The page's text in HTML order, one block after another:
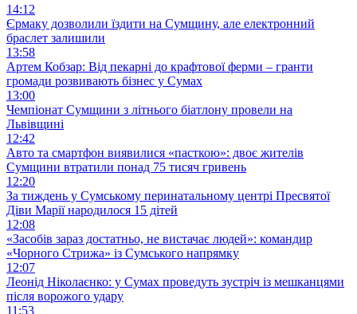
14:12
Єрмаку дозволили їздити на Сумщину, але електронний
браслет залишили
13:58
Артем Кобзар: Від пекарні до крафтової ферми – гранти
громади розвивають бізнес у Сумах
13:00
Чемпіонат Сумщини з літнього біатлону провели на
Львівщині
12:42
Авто та смартфон виявилися «пасткою»: двоє жителів
Сумщини втратили понад 75 тисяч гривень
12:20
За тиждень у Сумському перинатальному центрі Пресвятої
Діви Марії народилося 15 дітей
12:08
«Засобів зараз достатньо, не вистачає людей»: командир
«Чорного Стрижа» із Сумського напрямку
12:07
Леонід Ніколаєнко: у Сумах проведуть зустріч із мешканцями
після ворожого удару
11:53